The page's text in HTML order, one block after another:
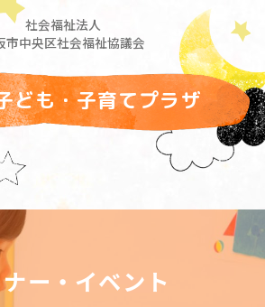
社会福祉法人
市中央区社会福祉協議会
ども・子育てプラザ
ー・イベント